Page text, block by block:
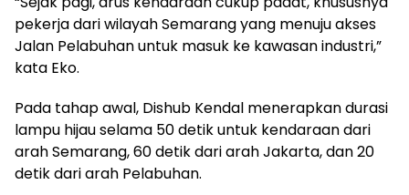
pekerja dari wilayah Semarang yang menuju akses
Jalan Pelabuhan untuk masuk ke kawasan industri,”
kata Eko.
Pada tahap awal, Dishub Kendal menerapkan durasi
lampu hijau selama 50 detik untuk kendaraan dari
arah Semarang, 60 detik dari arah Jakarta, dan 20
detik dari arah Pelabuhan.